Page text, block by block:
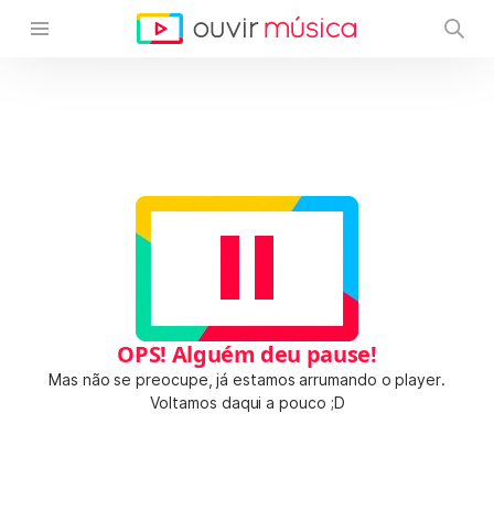
OPS! Alguém deu pause!
Mas não se preocupe, já estamos arrumando o player.
Voltamos daqui a pouco ;D